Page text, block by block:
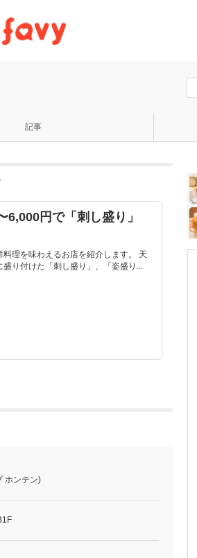
記事
円で「刺し盛り」
理を味わえるお店を紹介します。 天
り付けた「刺し盛り」、「姿盛り...
ホンテン)